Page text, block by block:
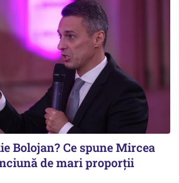
Bolojan? Ce spune Mircea
de mari proporții